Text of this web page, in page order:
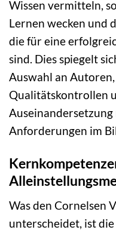
Wissen vermitteln,
Lernen wecken und
die für eine
sind. Dies spiegelt
Auswahl an
Qualitätskontrollen
Anforderungen im
Was den Cornelsen
unterscheidet, ist